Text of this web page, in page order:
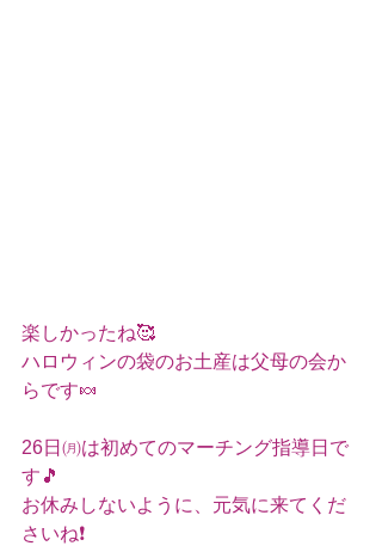
楽しかったね🥰
ハロウィンの袋のお土産は父母の会か
らです🍬
26日㈪は初めてのマーチング指導日で
す🎵
お休みしないように、元気に来てくだ
さいね❗